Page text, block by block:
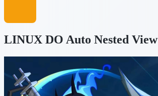
LINUX DO Auto Nested View